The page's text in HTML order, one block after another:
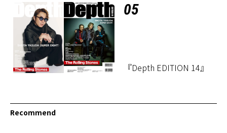
05
『Depth EDITION 14』
Recommend